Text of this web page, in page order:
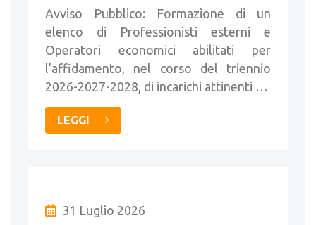
all'ingegneria
Avviso Pubblico: Formazione di un
elenco di Professionisti esterni e
Operatori economici abilitati per
l’affidamento, nel corso del triennio
2026-2027-2028, di incarichi attinenti …
LEGGI
31 Luglio 2026